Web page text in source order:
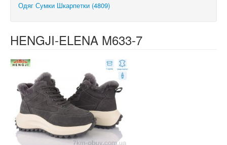
Одяг Сумки Шкарпетки (4809)
HENGJI-ELENA M633-7